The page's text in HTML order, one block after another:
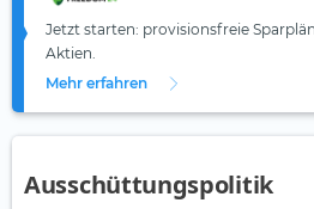
Jetzt starten: provisionsfreie
Aktien.
Mehr erfahren
Ausschüttungspolitik